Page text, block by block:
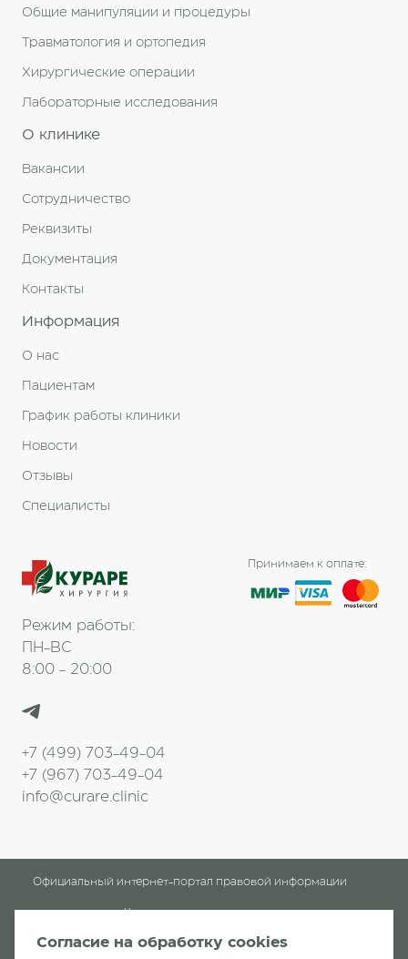
Режим работы:
ПН-ВС
8:00 - 20:00
+7 (499) 703-49-04
+7 (967) 703-49-04
info@curare.clinic
Принимаем к оплате:
Информация
О нас
Пациентам
График работы клиники
Новости
Отзывы
Специалисты
О клинике
Вакансии
Сотрудничество
Реквизиты
Документация
Контакты
Общие манипуляции и процедуры
Травматология и ортопедия
Хирургические операции
Лабораторные исследования
Официальный интернет-портал правовой информации
Клинические рекомендации
Клиника «Кураре-Хирургия»
Согласие на обработку cookies